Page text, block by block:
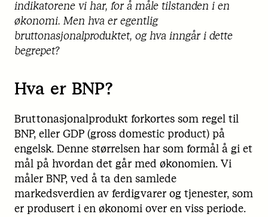
indikatorene vi har, for å måle tilstanden i en
økonomi. Men hva er egentlig
bruttonasjonalproduktet, og hva inngår i dette
begrepet?
Hva er BNP?
Bruttonasjonalprodukt forkortes som regel til
BNP, eller GDP (gross domestic product) på
engelsk. Denne størrelsen har som formål å gi et
mål på hvordan det går med økonomien. Vi
måler BNP, ved å ta den samlede
markedsverdien av ferdigvarer og tjenester, som
er produsert i en økonomi over en viss periode.